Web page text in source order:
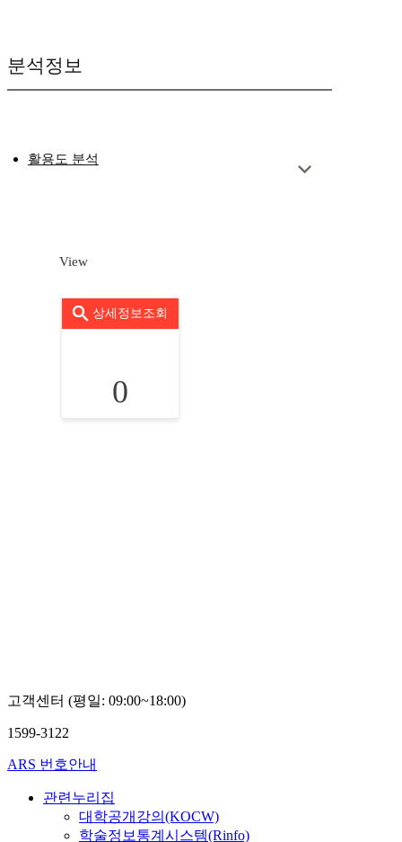
분석정보
활용도 분석
View
상세정보조회
0
고객센터 (평일: 09:00~18:00)
1599-3122
ARS 번호안내
관련누리집
대학공개강의(KOCW)
학술정보통계시스템(Rinfo)